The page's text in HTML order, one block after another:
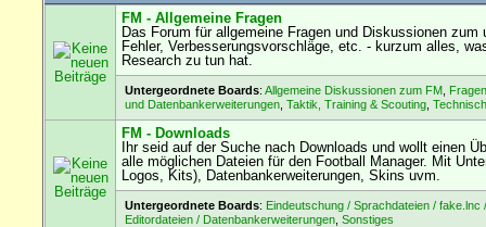
FM - Allgemeine Fragen
Das Forum für allgemeine Fragen und Diskussionen zum
Fehler, Verbesserungsvorschläge, etc. - kurzum alles,
Research zu tun hat.
Untergeordnete Boards: Allgemeine Diskussionen zum FM,
und Datenbankerweiterungen, Taktik, Training & Scouting,
FM - Downloads
Ihr seid auf der Suche nach Downloads und wollt einen
alle möglichen Dateien für den Football Manager. Mit
Logos, Kits), Datenbankerweiterungen, Skins uvm.
Untergeordnete Boards: Eindeutschung / Sprachdateien / fake.lnc
Editordateien / Datenbankerweiterungen, Sonstiges